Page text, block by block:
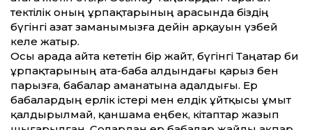
тектілік оның ұрпақтарының арасында біздің
бүгінгі азат заманымызға дейін арқауын үзбей
келе жатыр.
Осы арада айта кететін бір жайт, бүгінгі Таңатар би
ұрпақтарының ата-баба алдындағы қарыз бен
парызға, бабалар аманатына адалдығы. Ер
бабалардың ерлік істері мен елдік ұйтқысы ұмыт
қалдырылмай, қаншама еңбек, кітаптар жазып